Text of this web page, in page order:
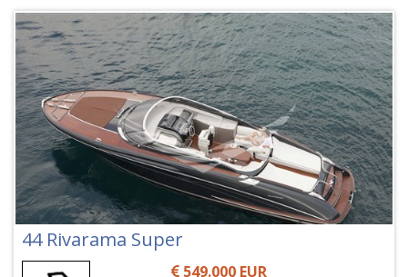
44 Rivarama Super
549.000 EUR